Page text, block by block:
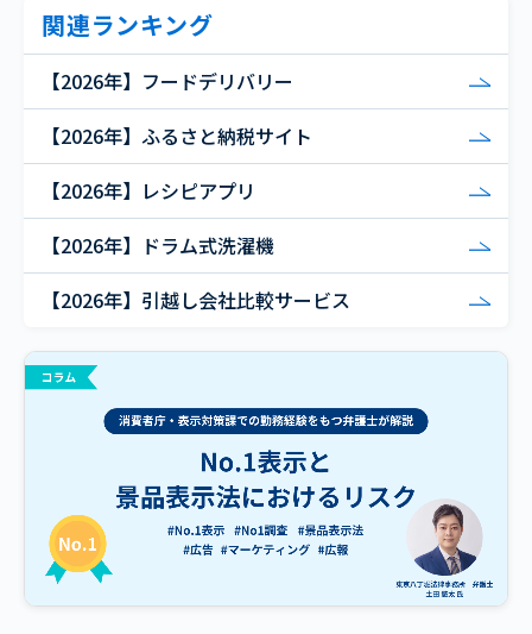
関連ランキング
【2026年】フードデリバリー
【2026年】ふるさと納税サイト
【2026年】レシピアプリ
【2026年】ドラム式洗濯機
【2026年】引越し会社比較サービス